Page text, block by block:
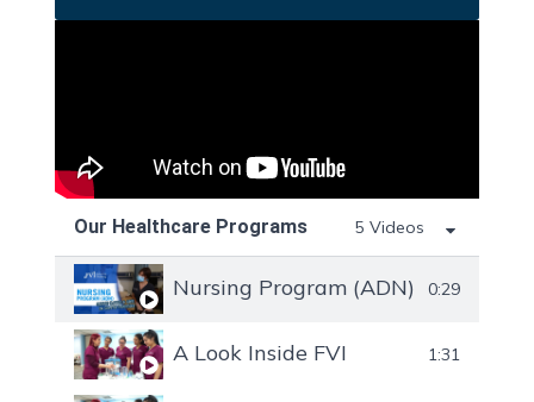
Our Healthcare Programs 5 Videos
Nursing Program (ADN) at FVI
0:29
A Look Inside FVI 1:31